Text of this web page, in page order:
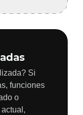
Si
funciones
o